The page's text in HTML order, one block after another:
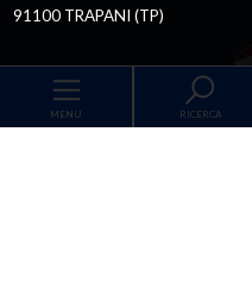
MENU RICERCA
91100 TRAPANI (TP)